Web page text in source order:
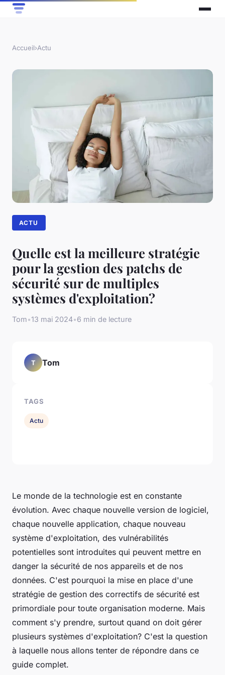
Accueil›Actu
ACTU
Quelle est la meilleure stratégie
pour la gestion des patchs de
sécurité sur de multiples
systèmes d'exploitation?
Tom•13 mai 2024•6 min de lecture
Le monde de la technologie est en constante
évolution. Avec chaque nouvelle version de logiciel,
chaque nouvelle application, chaque nouveau
système d'exploitation, des vulnérabilités
potentielles sont introduites qui peuvent mettre en
danger la sécurité de nos appareils et de nos
données. C'est pourquoi la mise en place d'une
stratégie de gestion des correctifs de sécurité est
primordiale pour toute organisation moderne. Mais
comment s'y prendre, surtout quand on doit gérer
plusieurs systèmes d'exploitation? C'est la question
à laquelle nous allons tenter de répondre dans ce
guide complet.
T Tom
TAGS
Actu